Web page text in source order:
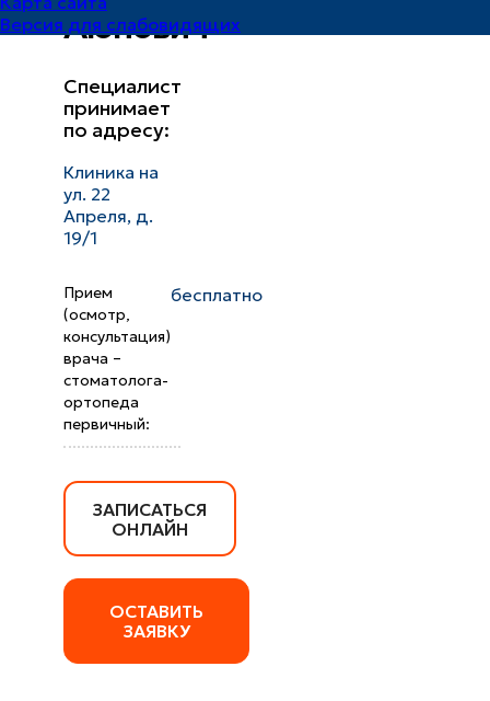
Версия для слабовидящих
Аюпович
Специалист
принимает
по адресу:
Клиника на
ул. 22
Апреля, д.
19/1
Прием
(осмотр,
консультация)
врача –
стоматолога-
ортопеда
первичный:
бесплатно
ЗАПИСАТЬСЯ
ОНЛАЙН
ОСТАВИТЬ
ЗАЯВКУ